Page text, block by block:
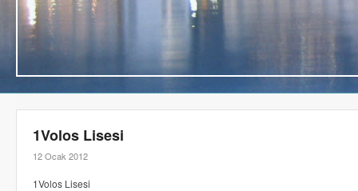
1Volos Lisesi
12 Ocak 2012
1Volos Lisesi